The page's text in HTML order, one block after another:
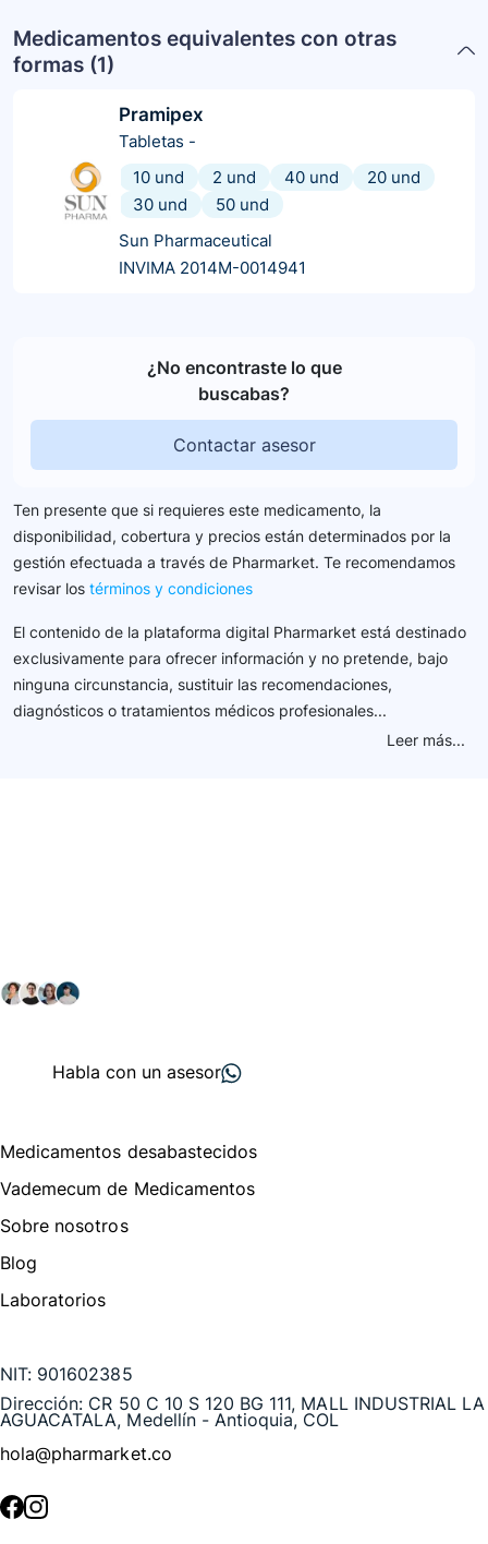
Medicamentos equivalentes con otras
formas (1)
Pramipex
Tabletas -
10 und
2 und 40 und
20 und
30 und
50 und
Sun Pharmaceutical
INVIMA 2014M-0014941
¿No encontraste lo que
buscabas?
Contactar asesor
Ten presente que si requieres este medicamento, la
disponibilidad, cobertura y precios están determinados por la
gestión efectuada a través de Pharmarket. Te recomendamos
revisar los términos y condiciones
El contenido de la plataforma digital Pharmarket está destinado
exclusivamente para ofrecer información y no pretende, bajo
ninguna circunstancia, sustituir las recomendaciones,
diagnósticos o tratamientos médicos profesionales...
Leer más...
Habla con un asesor
Medicamentos desabastecidos
Vademecum de Medicamentos
Sobre nosotros
Blog
Laboratorios
NIT: 901602385
Dirección: CR 50 C 10 S 120 BG 111, MALL INDUSTRIAL LA
AGUACATALA, Medellín - Antioquia, COL
hola@pharmarket.co